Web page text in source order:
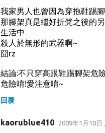
我家男人也曾因為穿拖鞋踢
那腳架真是繼好折凳之後的
生活中
殺人於無形的武器啊~
囧rz
結論:不只穿高跟鞋踢腳架危
危險唷!愛注意唷~
回覆
kaorublue410 2009年1月10日